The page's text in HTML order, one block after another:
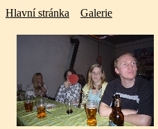
Hlavní stránka Galerie